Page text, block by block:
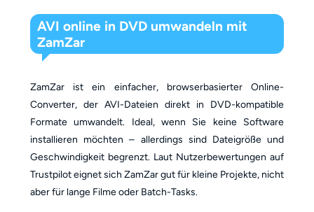
AVI online in DVD umwandeln mit
ZamZar
ZamZar ist ein einfacher, browserbasierter Online-
Converter, der AVI-Dateien direkt in DVD-kompatible
Formate umwandelt. Ideal, wenn Sie keine Software
installieren möchten – allerdings sind Dateigröße und
Geschwindigkeit begrenzt. Laut Nutzerbewertungen auf
Trustpilot eignet sich ZamZar gut für kleine Projekte, nicht
aber für lange Filme oder Batch-Tasks.